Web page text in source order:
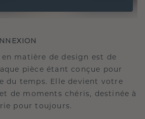
matière de design est de
pièce étant conçue pour
du temps. Elle devient votre
de moments chéris, destinée à
pour toujours.